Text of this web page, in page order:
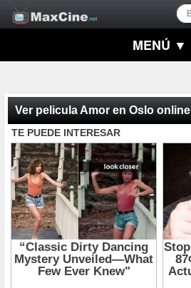
MENÚ ▼
Ver pelicula Amor en Oslo online